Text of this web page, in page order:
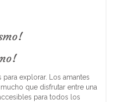
para explorar. Los amantes
que disfrutar entre una
para todos los